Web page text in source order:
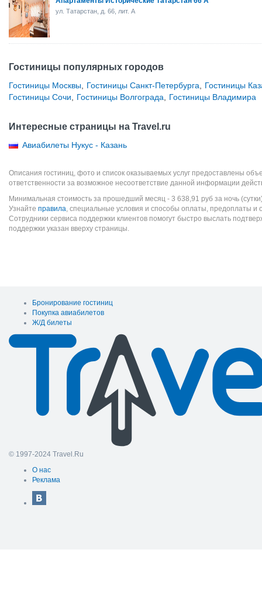
ул. Татарстан, д. 66, лит. А
Гостиницы популярных городов
Гостиницы Москвы Гостиницы Санкт-Петербурга
Гостиницы
Гостиницы Сочи
Гостиницы Волгограда Гостиницы Владимира
Интересные страницы на Travel.ru
Авиабилеты Нукус - Казань
Описания гостиниц, фото и список оказываемых услуг предоставлены
ответственности за возможное несоответствие данной информации
Минимальная стоимость за прошедший месяц - 3 638,91 руб за ночь
Узнайте правила, специальные условия и способы оплаты, предоплаты и
Сотрудники сервиса поддержки клиентов помогут быстро выслать
поддержки указан вверху страницы.
Бронирование гостиниц
Покупка авиабилетов
Ж/Д билеты
© 1997-2024 Travel.Ru
О нас
Реклама